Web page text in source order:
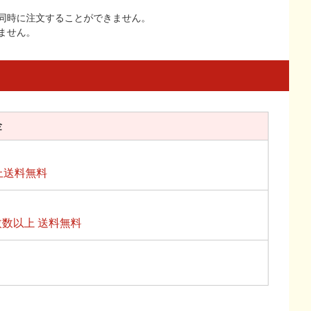
に注文することができません。
ん。
送料無料
以上 送料無料